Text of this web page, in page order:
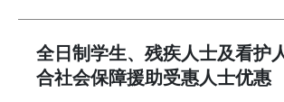
全日制学生、残疾人士及看护
合社会保障援助受惠人士优惠